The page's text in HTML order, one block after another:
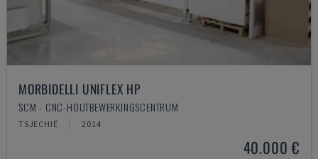
MORBIDELLI UNIFLEX HP
SCM - CNC-HOUTBEWERKINGSCENTRUM
TSJECHIË 2014
40.000 €